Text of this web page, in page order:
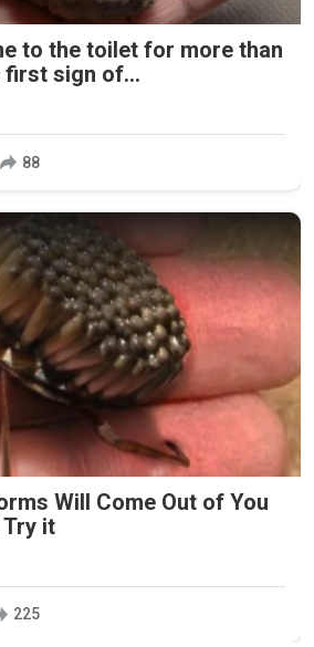
to the toilet for more than
first sign of...
88
Will Come Out of You
Try it
225